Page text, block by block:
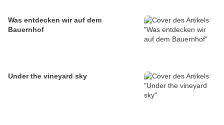
Was entdecken wir auf dem
Bauernhof
Under the vineyard sky